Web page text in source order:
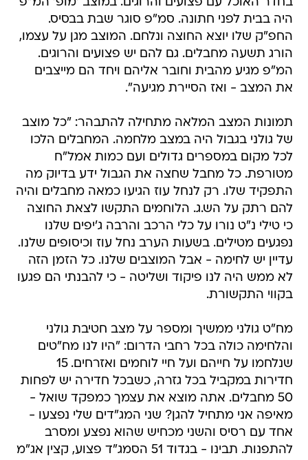
היה בבית לפני חתונה. סמ"פ סוגר שבת בבסיס.
החפ"ק שלו יוצא החוצה ונלחם. המוצב מגן על עצמו,
הורג תשעה מחבלים. גם להם יש פצועים והרוגים.
המ"פ מגיע מהבית וחובר אליהם ויחד הם מייצבים
את המצב - ואז הסיירת מגיעה".
תמונות המצב המלאה מתחילה להתבהר: "כל מוצב
של גולני בגבול היה במצב מלחמה. המחבלים הלכו
לכל מקום במספרים גדולים ועם כמות אמל"ח
מטורפת. כל מחבל שחצה את הגבול ידע בדיוק מה
התפקיד שלו. רק לנחל עוז הגיעו כמאה מחבלים והיה
להם רתק על הש.ג. הלוחמים התקשו לצאת החוצה
כי טילי נ"ט נורו על כלי הרכב והרבה ג'יפים שלנו
נפגעים מטילים. בשעות הערב נחל עוז וכיסופים שלנו.
עדיין יש לחימה - אבל המוצבים שלנו. כל הזמן הזה
לא ממש היה לנו פיקוד ושליטה - כי להבנתי הם פגעו
בקווי התקשורת.
מח"ט גולני ממשיך ומספר על מצב חטיבת גולני
והלחימה כולה בכל רחבי הדרום: "היו לנו מח"טים
שנלחמו על חייהם ועל חיי לוחמים ואזרחים. 15
חדירות במקביל בכל גזרה, כשבכל חדירה יש לפחות
50 מחבלים. אתה מוצא את עצמך כמפקד שואל -
מאיפה אני מתחיל להגן? שני המג"דים שלי נפצעו -
אחד עם רסיס והשני מכחיש שהוא נפצע ומסרב
להתפנות. תבינו - בגדוד 51 הסמג"ד פצוע, קצין אג"מ